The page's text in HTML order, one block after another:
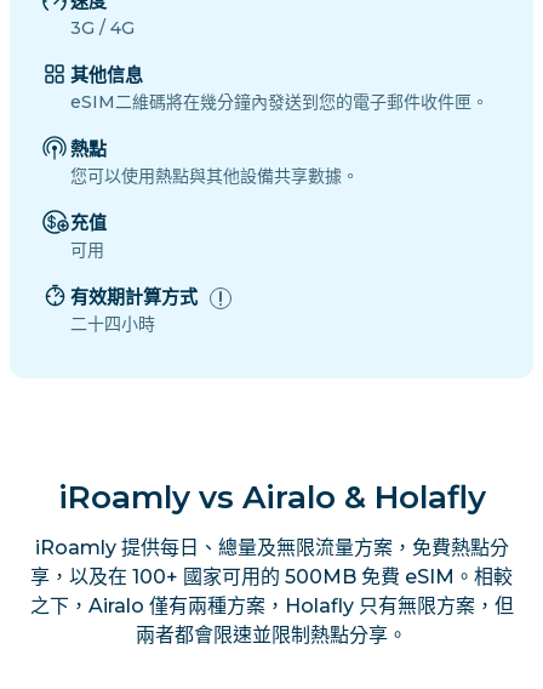
3G / 4G
其他信息
eSIM二維碼將在幾分鐘內發送到您的電子郵件收件匣。
熱點
您可以使用熱點與其他設備共享數據。
充值
可用
有效期計算方式
二十四小時
iRoamly vs Airalo & Holafly
iRoamly 提供每日、總量及無限流量方案，免費熱點分
享，以及在 100+ 國家可用的 500MB 免費 eSIM。相較
之下，Airalo 僅有兩種方案，Holafly 只有無限方案，但
兩者都會限速並限制熱點分享。